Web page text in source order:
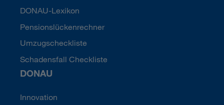
DONAU-Lexikon
Pensionslückenrechner
Umzugscheckliste
Schadensfall Checkliste
DONAU
Innovation